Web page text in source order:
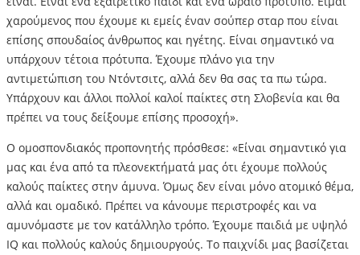
χαρούμενος που έχουμε κι εμείς έναν σούπερ σταρ που είναι
επίσης σπουδαίος άνθρωπος και ηγέτης. Είναι σημαντικό να
υπάρχουν τέτοια πρότυπα. Έχουμε πλάνο για την
αντιμετώπιση του Ντόντσιτς, αλλά δεν θα σας τα πω τώρα.
Υπάρχουν και άλλοι πολλοί καλοί παίκτες στη Σλοβενία και θα
πρέπει να τους δείξουμε επίσης προσοχή».
Ο ομοσπονδιακός προπονητής πρόσθεσε: «Είναι σημαντικό για
μας και ένα από τα πλεονεκτήματά μας ότι έχουμε πολλούς
καλούς παίκτες στην άμυνα. Όμως δεν είναι μόνο ατομικό θέμα,
αλλά και ομαδικό. Πρέπει να κάνουμε περιστροφές και να
αμυνόμαστε με τον κατάλληλο τρόπο. Έχουμε παιδιά με υψηλό
IQ και πολλούς καλούς δημιουργούς. Το παιχνίδι μας βασίζεται